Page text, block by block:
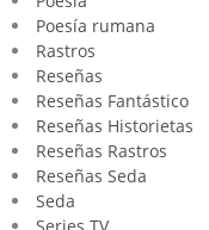
Poesía rumana
Rastros
Reseñas
Reseñas Fantástico
Reseñas Historietas
Reseñas Rastros
Reseñas Seda
Seda